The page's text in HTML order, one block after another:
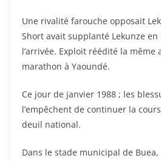
Une rivalité farouche opposait
Short avait supplanté Lekunze en
l’arrivée. Exploit réédité la même
marathon à Yaoundé.
Ce jour de janvier 1988 ; les
l’empêchent de continuer la
deuil national.
Dans le stade municipal de